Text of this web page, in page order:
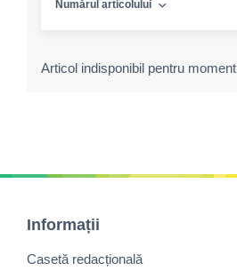
Numărul articolului
Articol indisponibil pentru moment
Informații
Casetă redacțională